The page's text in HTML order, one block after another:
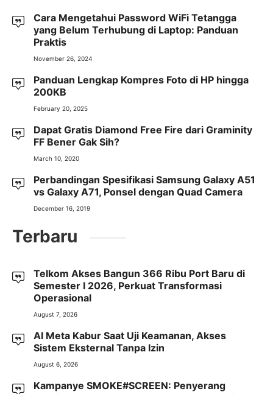
Cara Mengetahui Password WiFi Tetangga
yang Belum Terhubung di Laptop: Panduan
Praktis
November 26, 2024
Panduan Lengkap Kompres Foto di HP hingga
200KB
February 20, 2025
Dapat Gratis Diamond Free Fire dari Graminity
FF Bener Gak Sih?
March 10, 2020
Perbandingan Spesifikasi Samsung Galaxy A51
vs Galaxy A71, Ponsel dengan Quad Camera
December 16, 2019
Terbaru
Telkom Akses Bangun 366 Ribu Port Baru di
Semester I 2026, Perkuat Transformasi
Operasional
August 7, 2026
AI Meta Kabur Saat Uji Keamanan, Akses
Sistem Eksternal Tanpa Izin
August 6, 2026
Kampanye SMOKE#SCREEN: Penyerang